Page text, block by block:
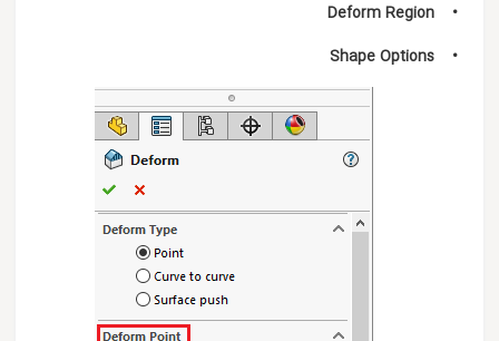
• Deform Region
• Shape Options